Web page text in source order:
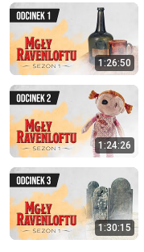
1:26:50
1:24:26
1:30:15